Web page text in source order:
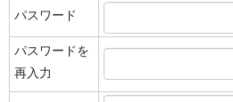
パスワード
パスワードを
再入力